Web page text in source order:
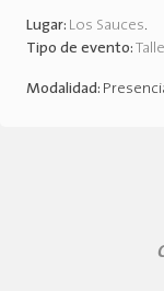
Lugar: Los Sauces.
Tipo de evento:
Modalidad: